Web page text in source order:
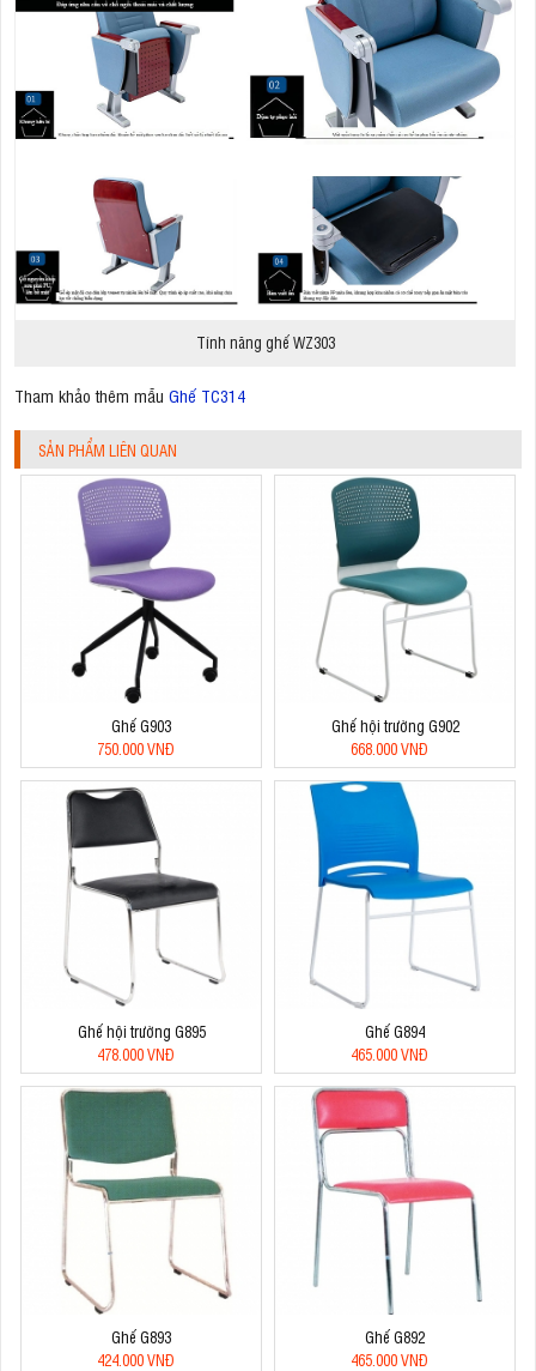
Tính năng ghế WZ303
Tham khảo thêm mẫu Ghế TC314
SẢN PHẨM LIÊN QUAN
Ghế G903
750.000 VNĐ
Ghế hội trường G902
668.000 VNĐ
Ghế hội trường G895
478.000 VNĐ
Ghế G894
465.000 VNĐ
Ghế G893
424.000 VNĐ
Ghế G892
465.000 VNĐ